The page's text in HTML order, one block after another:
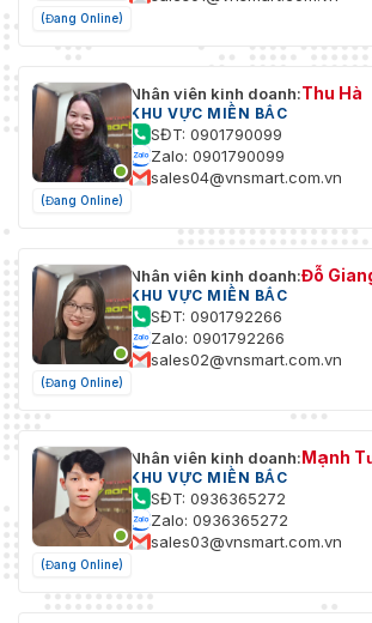
(Đang Online)
(Đang Online)
Nhân viên kinh doanh:Thu Hà
KHU VỰC MIỀN BẮC
SĐT: 0901790099
Zalo: 0901790099
sales04@vnsmart.com.vn
(Đang Online)
Nhân viên kinh doanh:Đỗ
KHU VỰC MIỀN BẮC
SĐT: 0901792266
Zalo: 0901792266
sales02@vnsmart.com.vn
(Đang Online)
Nhân viên kinh doanh:Mạnh
KHU VỰC MIỀN BẮC
SĐT: 0936365272
Zalo: 0936365272
sales03@vnsmart.com.vn